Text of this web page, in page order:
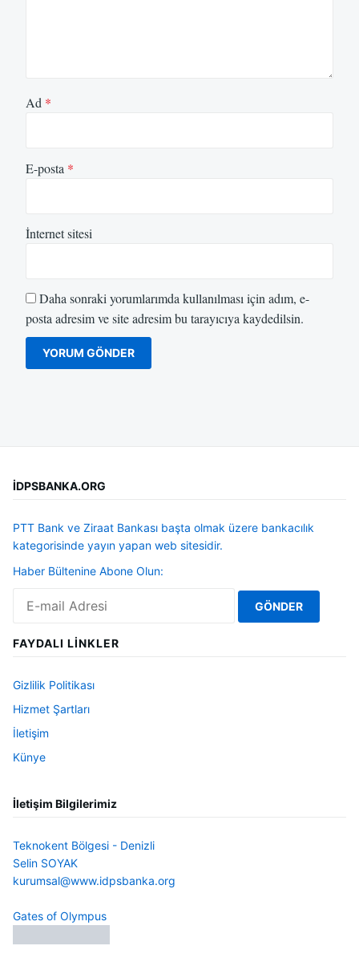
Ad *
E-posta *
İnternet sitesi
Daha sonraki yorumlarımda kullanılması için adım, e-
posta adresim ve site adresim bu tarayıcıya kaydedilsin.
İDPSBANKA.ORG
PTT Bank ve Ziraat Bankası başta olmak üzere bankacılık
kategorisinde yayın yapan web sitesidir.
Haber Bültenine Abone Olun:
FAYDALI LINKLER
Gizlilik Politikası
Hizmet Şartları
İletişim
Künye
İletişim Bilgilerimiz
Teknokent Bölgesi - Denizli
Selin SOYAK
kurumsal@www.idpsbanka.org
Gates of Olympus